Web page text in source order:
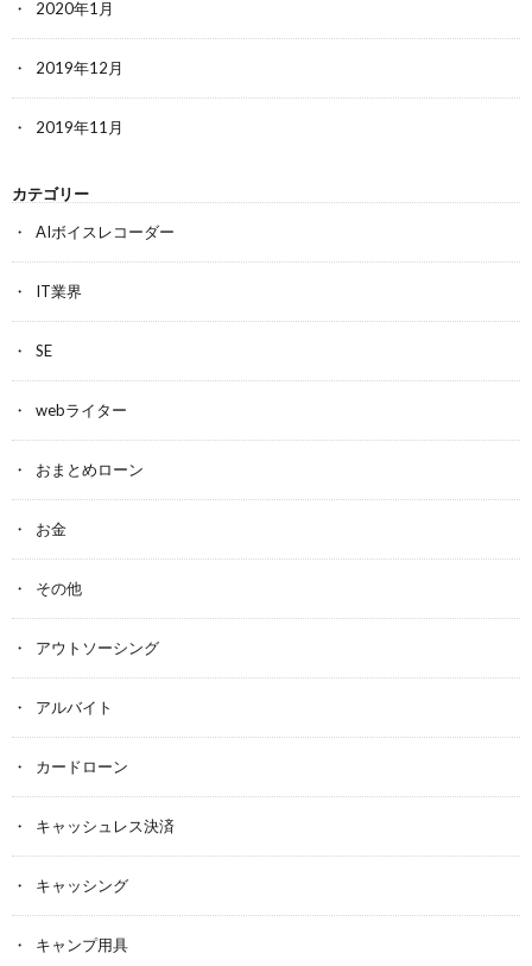
2020年1月
2019年12月
2019年11月
カテゴリー
AIボイスレコーダー
IT業界
SE
webライター
おまとめローン
お金
その他
アウトソーシング
アルバイト
カードローン
キャッシュレス決済
キャッシング
キャンプ用具